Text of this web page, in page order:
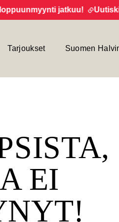
jatkuu!
Tarjoukset Suomen
EI